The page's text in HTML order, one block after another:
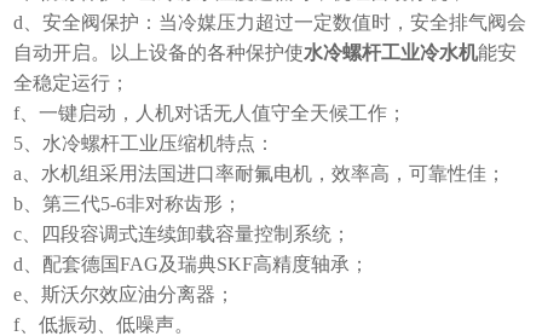
d、安全阀保护：当冷媒压力超过一定数值时，安全排气阀会
自动开启。以上设备的各种保护使水冷螺杆工业冷水机能安
全稳定运行；
f、一键启动，人机对话无人值守全天候工作；
5、水冷螺杆工业压缩机特点：
a、水机组采用法国进口率耐氟电机，效率高，可靠性佳；
b、第三代5-6非对称齿形；
c、四段容调式连续卸载容量控制系统；
d、配套德国FAG及瑞典SKF高精度轴承；
e、斯沃尔效应油分离器；
f、低振动、低噪声。